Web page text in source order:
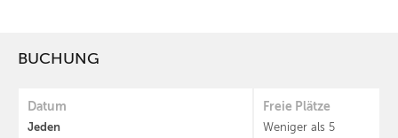
BUCHUNG
Datum
Jeden
Freie Plätze
Weniger als 5